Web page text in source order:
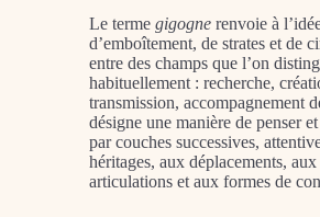
Le terme gigognerenvoie à
d’emboîtement, de strates et de
entre des champs que l’on
habituellement : recherche,
transmission, accompagnement
désigne une manière de penser
par couches successives,
héritages, aux déplacements, aux
articulations et aux formes de